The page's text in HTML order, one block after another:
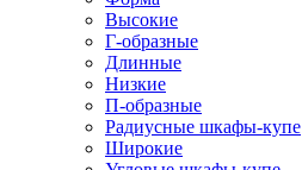
Высокие
Г-образные
Длинные
Низкие
П-образные
Радиусные шкафы-купе
Широкие